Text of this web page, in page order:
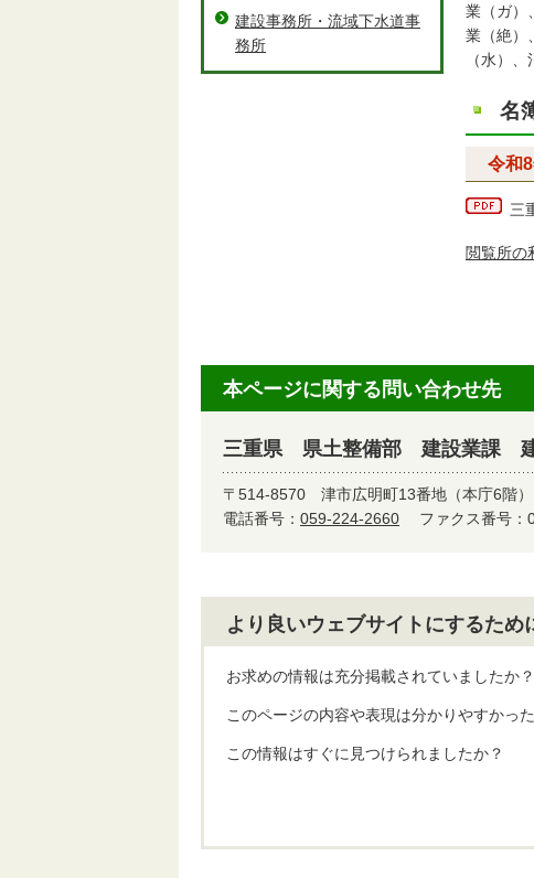
業（ガ）
業（絶）
（水）
名
令和
三
閲覧所の
建設事務所・流域下水道事
務所
本ページに関する問い合わせ先
三重県 県土整備部 建設業課
〒514-8570 津市広明町13番地（本庁6階）
電話番号： 059-224-2660 ファクス番号
より良いウェブサイトにするた
お求めの情報は充分掲載されていましたか？
このページの内容や表現は分かりやすかっ
この情報はすぐに見つけられましたか？